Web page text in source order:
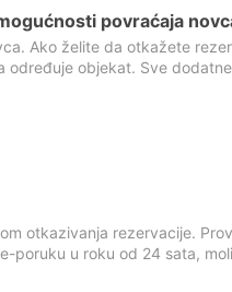
povraćaja
Ako želite da otkažete
određuje objekat. Sve
otkazivanja rezervacije.
poruku u roku od 24 sata,